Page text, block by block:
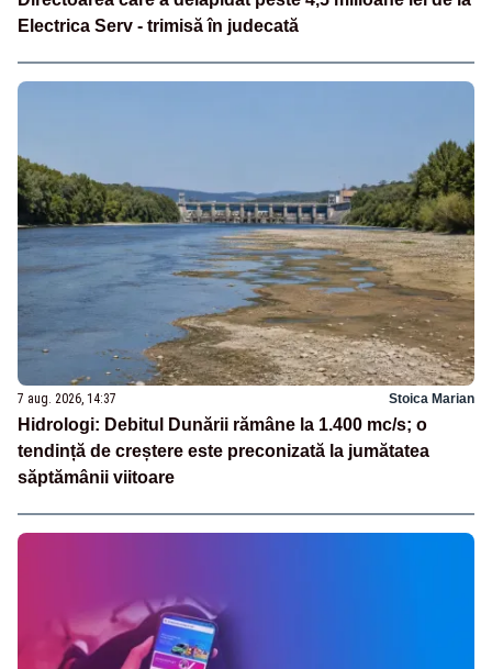
Electrica Serv - trimisă în judecată
7 aug. 2026, 14:37 Stoica Marian
Hidrologi: Debitul Dunării rămâne la 1.400 mc/s; o
tendință de creștere este preconizată la jumătatea
săptămânii viitoare